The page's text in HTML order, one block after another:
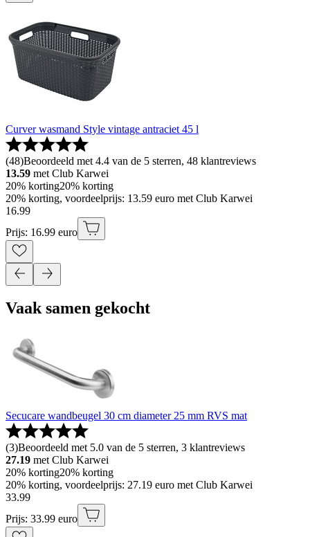
Curver wasmand Style vintage antraciet 45 l
(48)Beoordeeld met 4.4 van de 5 sterren, 48 klantreviews
13.59 met Club Karwei
20% korting20% korting
20% korting, voordeelprijs: 13.59 euro met Club Karwei
16.99
Prijs: 16.99 euro
Vaak samen gekocht
Secucare wandbeugel 30 cm diameter 25 mm RVS mat
(3)Beoordeeld met 5.0 van de 5 sterren, 3 klantreviews
27.19 met Club Karwei
20% korting20% korting
20% korting, voordeelprijs: 27.19 euro met Club Karwei
33.99
Prijs: 33.99 euro